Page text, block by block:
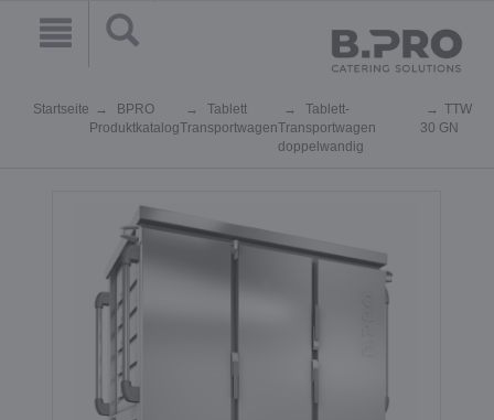
Startseite
BPRO
Produktkatalog
Tablett
Transportwagen
Tablett-
Transportwagen
doppelwandig
TTW
30 GN